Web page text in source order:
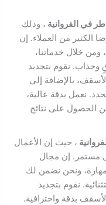
في الفروانية ، وذلك
الكثير من العملاء. إن
ومن خلال خدماتنا،
نقوم بتجديد
بالإضافة إلى
نعمل بدقة عالية،
الحصول على نتائج
، حيث إن الأعمال
مستمر. إن مجال
ونحن نضمن لك
نقوم بتجديد
بدقة واحترافية.